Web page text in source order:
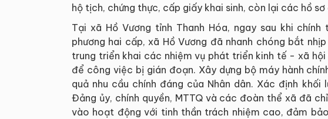
hộ tịch, chứng thực, cấp giấy khai sinh, còn lại các hồ
Tại xã Hồ Vương tỉnh Thanh Hóa, ngay sau khi
phương hai cấp, xã Hồ Vương đã nhanh chóng bắt
trung triển khai các nhiệm vụ phát triển kinh tế - xã
để công việc bị gián đoạn. Xây dựng bộ máy hành
quả nhu cầu chính đáng của Nhân dân. Xác định
Đảng ủy, chính quyền, MTTQ và các đoàn thể xã đã
vào hoạt động với tinh thần trách nhiệm cao, đảm